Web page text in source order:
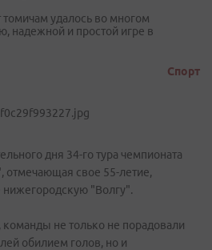
удалось во многом
надежной и простой игре в
Спорт
дня 34-го тура чемпионата
отмечающая свое 55-летие,
"Волгу".
не только не порадовали
обилием голов, но и